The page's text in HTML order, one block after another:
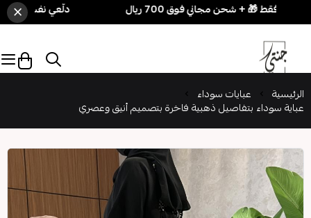
دلّعي نفسك بسهولة! 3 قطع بـ 250 ريال فقط 🎁 + شحن مجاني فوق
×
الرئيسية عبايات سوداء
عباية سوداء بتفاصيل ذهبية فاخرة بتصميم أنيق وعصري